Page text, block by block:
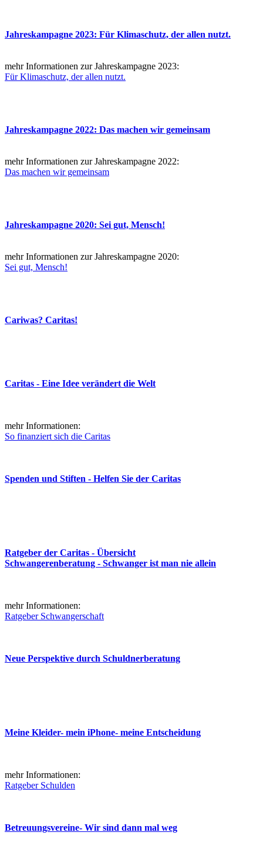
Jahreskampagne 2023: Für Klimaschutz, der allen nutzt.
mehr Informationen zur Jahreskampagne 2023:
Für Klimaschutz, der allen nutzt.
Jahreskampagne 2022: Das machen wir gemeinsam
mehr Informationen zur Jahreskampagne 2022:
Das machen wir gemeinsam
Jahreskampagne 2020: Sei gut, Mensch!
mehr Informationen zur Jahreskampagne 2020:
Sei gut, Mensch!
Cariwas? Caritas!
Caritas - Eine Idee verändert die Welt
mehr Informationen:
So finanziert sich die Caritas
Spenden und Stiften - Helfen Sie der Caritas
Ratgeber der Caritas - Übersicht
Schwangerenberatung - Schwanger ist man nie allein
mehr Informationen:
Ratgeber Schwangerschaft
Neue Perspektive durch Schuldnerberatung
Meine Kleider- mein iPhone- meine Entscheidung
mehr Informationen:
Ratgeber Schulden
Betreuungsvereine- Wir sind dann mal weg